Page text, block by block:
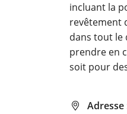
incluant la
revêtement
dans tout le
prendre en
soit pour
 Adresse